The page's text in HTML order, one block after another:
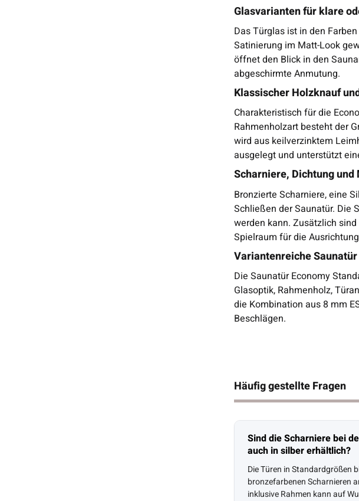
Glasvarianten für klare
Das Türglas ist in den
Satinierung im Matt-Look
öffnet den Blick in den
abgeschirmte Anmutung.
Klassischer Holzknauf
Charakteristisch für die
Rahmenholzart besteht der
wird aus keilverzinktem
ausgelegt und unterstützt
Scharniere, Dichtung
Bronzierte Scharniere, eine
Schließen der Saunatür. Die
werden kann. Zusätzlich
Spielraum für die
Variantenreiche
Die Saunatür Economy
Glasoptik, Rahmenholz,
die Kombination aus 8 mm
Beschlägen.
Häufig gestellte Fragen
Sind die Scharniere bei
auch in silber erhältlich?
Die Türen in Standardgrößen
bronzefarbenen Scharnieren
inklusive Rahmen kann auf